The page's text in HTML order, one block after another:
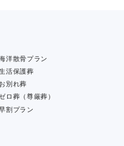
洋散骨プラン
活保護葬
お別れ葬
ロ葬（尊厳葬）
割プラン